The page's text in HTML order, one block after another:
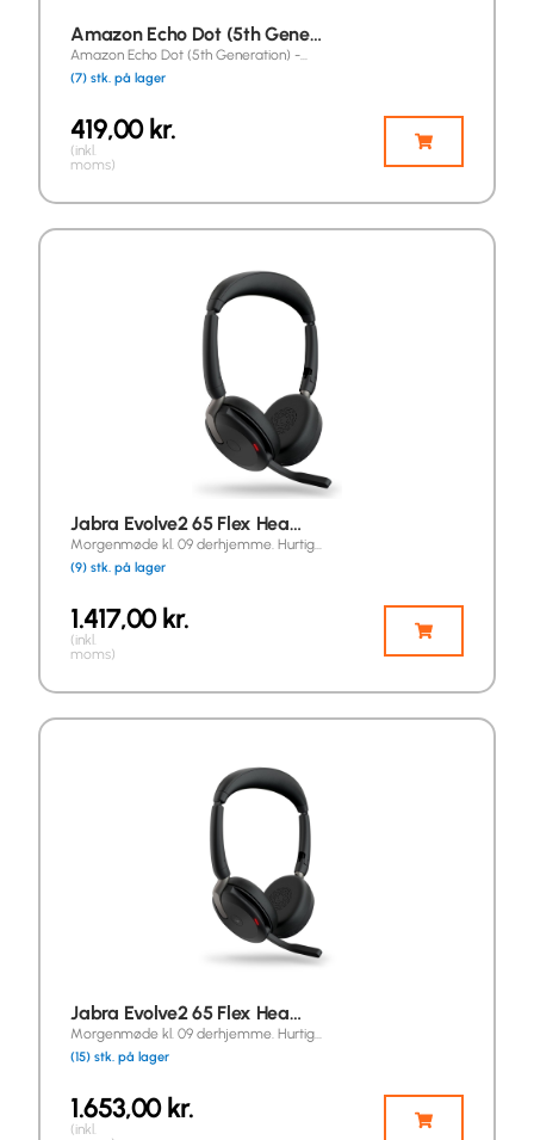
Amazon Echo Dot (5th Gene…
Amazon Echo Dot (5th Generation) -…
(7) stk. på lager
419,00kr.
(inkl.
moms)
Jabra Evolve2 65 Flex Hea…
Morgenmøde kl. 09 derhjemme. Hurtig…
(9) stk. på lager
1.417,00kr.
(inkl.
moms)
Jabra Evolve2 65 Flex Hea…
Morgenmøde kl. 09 derhjemme. Hurtig…
(15) stk. på lager
1.653,00kr.
(inkl.